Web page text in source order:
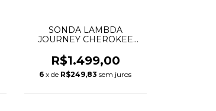
SONDA LAMBDA
JOURNEY CHEROKEE
PENTASTAR 05149171AA
05149171AB 68066160AA
CONECTOR PRETO
R$1.499,00
6 x de R$249,83 sem juros